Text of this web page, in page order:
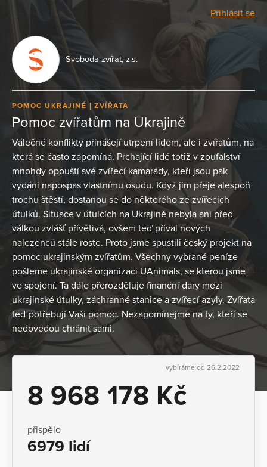
Přihlásit se
Svoboda zvířat, z.s.
POMOC UKRAJINĚ ZVÍŘATA
Pomoc zvířatům na Ukrajině
Válečné konflikty přinášejí utrpení lidem, ale i zvířatům, na
která se často zapomíná. Prchající lidé totiž v zoufalství
mnohdy opouští své zvířecí kamarády, kteří jsou pak
vydáni napospas vlastnímu osudu. Když jim přeje alespoň
trochu štěstí, dostanou se do některého ze zvířecích
útulků. Situace v útulcích na Ukrajině nebyla ani před
válkou zvlášť přívětivá, ovšem teď příval nových
nalezenců stále roste. Proto jsme spustili český projekt na
pomoc ukrajinským zvířatům. Všechny vybrané peníze
pošleme ukrajinské organizaci UAnimals, se kterou jsme
ve spojení. Ta dále přerozděluje finanční dary mezi
ukrajinské útulky, záchranné stanice a zvířecí azyly. Zvířata
teď potřebují Vaši pomoc. Nezapomínejme na ty, kteří se
nedovedou chránit sami.
vybíráme od 26.2.2022
8 968 178 Kč
přispělo
6979 lidí